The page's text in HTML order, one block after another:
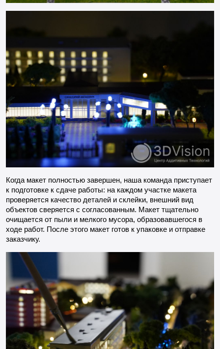
Когда макет полностью завершен, наша команда приступает
к подготовке к сдаче работы: на каждом участке макета
проверяется качество деталей и склейки, внешний вид
объектов сверяется с согласованным. Макет тщательно
очищается от пыли и мелкого мусора, образовавшегося в
ходе работ. После этого макет готов к упаковке и отправке
заказчику.